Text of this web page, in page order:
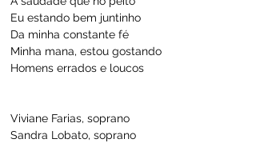
Eu estando bem juntinho
Da minha constante fé
Minha mana, estou gostando
Homens errados e loucos
Viviane Farias, soprano
Sandra Lobato, soprano